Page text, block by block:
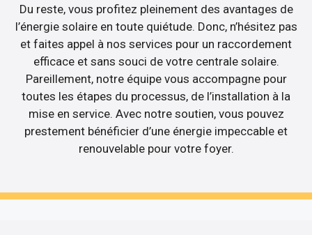
Du reste, vous profitez pleinement des avantages de
l’énergie solaire en toute quiétude. Donc, n’hésitez pas
et faites appel à nos services pour un raccordement
efficace et sans souci de votre centrale solaire.
Pareillement, notre équipe vous accompagne pour
toutes les étapes du processus, de l’installation à la
mise en service. Avec notre soutien, vous pouvez
prestement bénéficier d’une énergie impeccable et
renouvelable pour votre foyer.